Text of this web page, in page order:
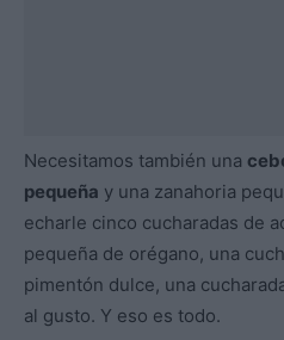
Necesitamos también una
pequeña y una zanahoria
echarle cinco cucharadas de
pequeña de orégano, una
pimentón dulce, una
al gusto. Y eso es todo.